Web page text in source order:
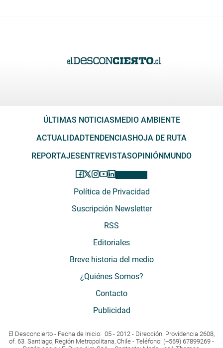
ÚLTIMAS NOTICIASMEDIO AMBIENTE
ACTUALIDADTENDENCIASHOJA DE RUTA
REPORTAJESENTREVISTASOPINIÓNMUNDO
Política de Privacidad
Suscripción Newsletter
RSS
Editoriales
Breve historia del medio
¿Quiénes Somos?
Contacto
Publicidad
El Desconcierto - Fecha de Inicio: 05 - 2012 - Dirección: Providencia 2608,
of. 63. Santiago, Región Metropolitana, Chile - Teléfono: (+569) 67899269 -